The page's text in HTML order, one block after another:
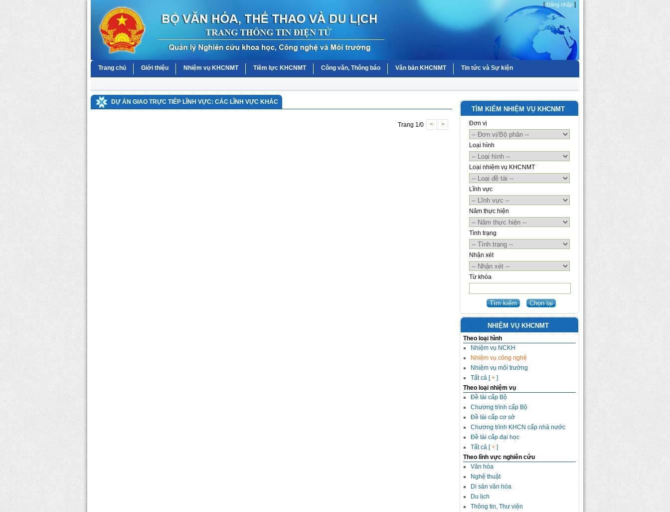
[Đăng nhập ]
Trang chủ Giới thiệu Nhiệm vụ KHCNMT Tiềm lực KHCNMT Công văn, Thông báo Văn bản KHCNMT Tin tức và Sự kiện
DỰ ÁN GIAO TRỰC TIẾP LĨNH VỰC: CÁC LĨNH VỰC KHÁC
Trang 1/0 < >
TÌM KIẾM NHIỆM VỤ KHCNMT
Đơn vị
Loại hình
Loại nhiệm vụ KHCNMT
Lĩnh vực
Năm thực hiện
Tình trạng
Nhận xét
Từ khóa
NHIỆM VỤ KHCNMT
Theo loại hình
Nhiệm vụ NCKH
Nhiệm vụ công nghệ
Nhiệm vụ môi trường
Tất cả [+ ]
Theo loại nhiệm vụ
Đề tài cấp Bộ
Chương trình cấp Bộ
Đề tài cấp cơ sở
Chương trình KHCN cấp nhà nước
Đề tài cấp đại học
Tất cả [+ ]
Theo lĩnh vực nghiên cứu
Văn hóa
Nghệ thuật
Di sản văn hóa
Du lịch
Thông tin, Thư viện